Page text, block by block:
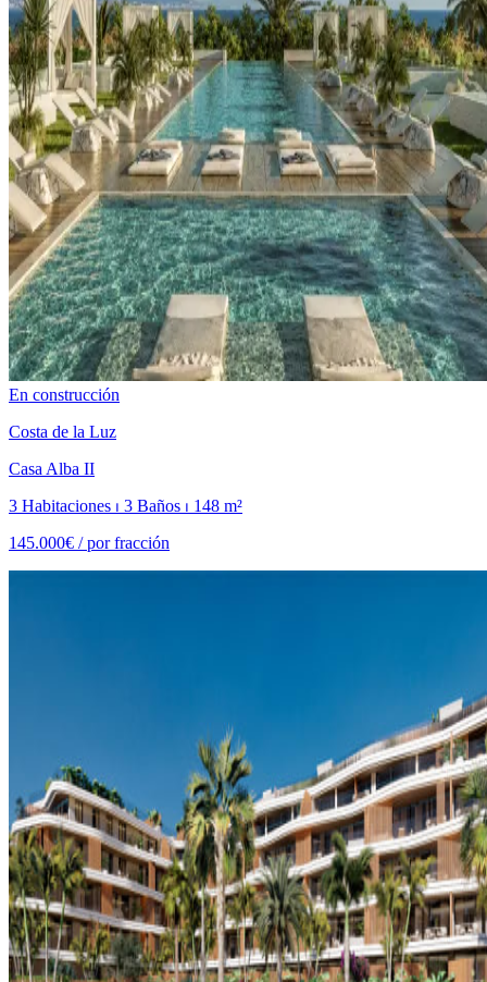
En construcción
Costa de la Luz
Casa Alba II
3 Habitaciones ⏐ 3 Baños ⏐ 148 m²
145.000€ /por fracción